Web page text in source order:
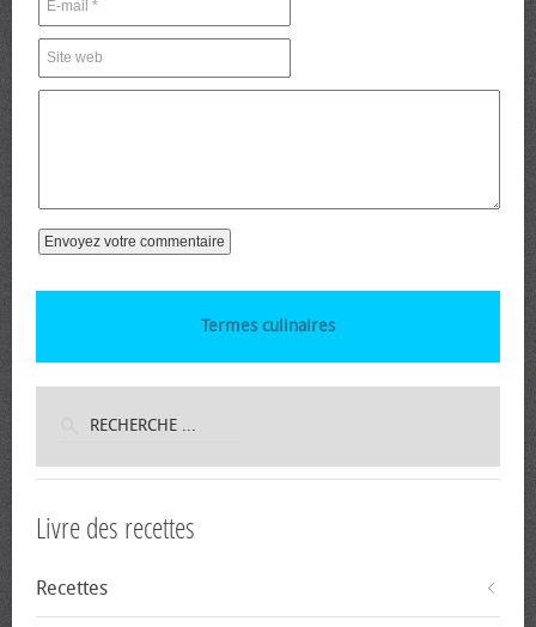
Termes culinaires
Livre des recettes
Recettes